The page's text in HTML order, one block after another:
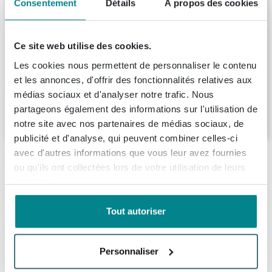
Consentement Détails À propos des cookies
Ce site web utilise des cookies.
Les cookies nous permettent de personnaliser le contenu
et les annonces, d'offrir des fonctionnalités relatives aux
médias sociaux et d'analyser notre trafic. Nous
partageons également des informations sur l'utilisation de
notre site avec nos partenaires de médias sociaux, de
publicité et d'analyse, qui peuvent combiner celles-ci
avec d'autres informations que vous leur avez fournies
ou qu'ils ont collectées lors de votre utilisation de leurs
services.
Tout autoriser
Personnaliser
Pack WC en bois Wiesbaden complet avec
robinet encastré Hotbath, vasque
Wiesbaden à droite, plan en bois, siphon et
bonde de vidage chrome.
Livraison:1 - 2 semaines
517,99
Description
Modernisez vos toilettes avec le populaire
meuble de toilette TURE!
L'armoire basse murale TURE est associée à un élégant
lavabo en surface solide de la série EDEN. Choisissez
Spécifications
Numéro d'article
SW475500
Mondiaz
Fiches techniques
À propos de Mondiaz